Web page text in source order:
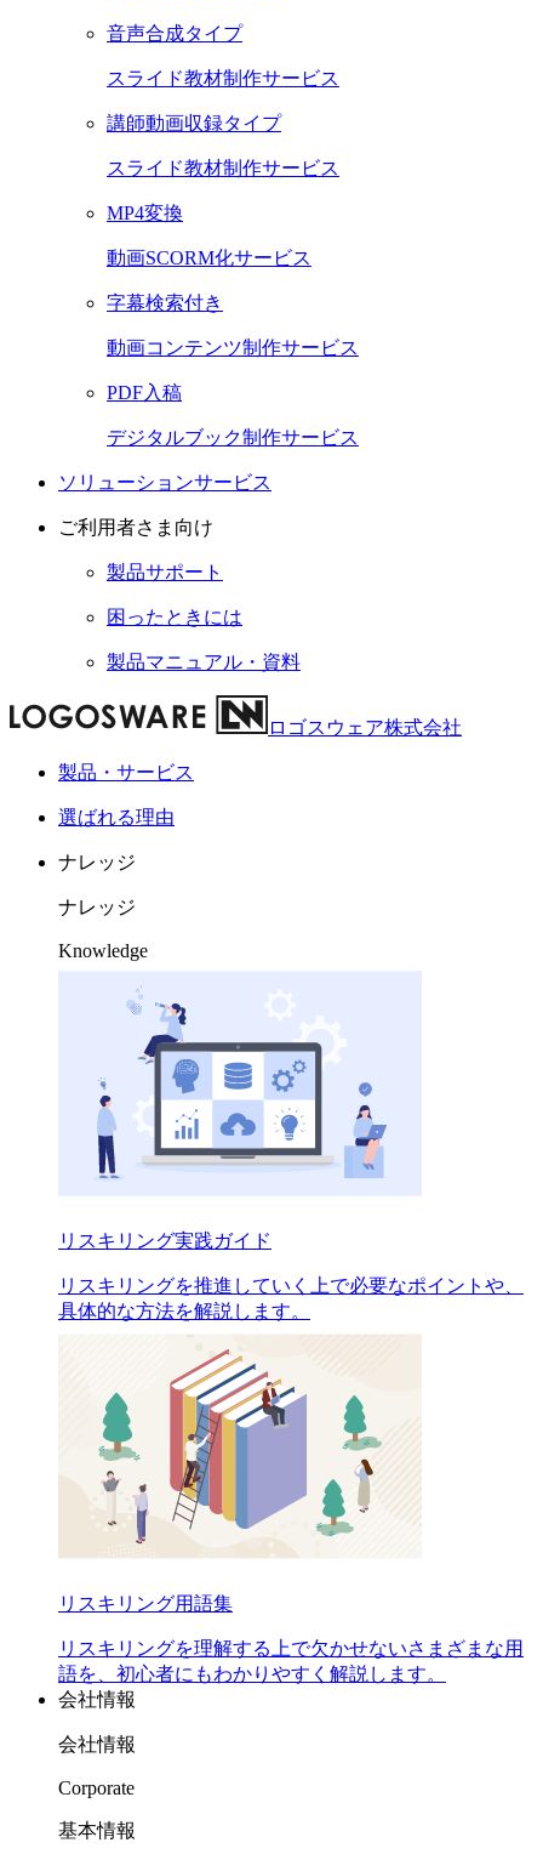
音声合成タイプ
スライド教材制作サービス
講師動画収録タイプ
スライド教材制作サービス
MP4変換
動画SCORM化サービス
字幕検索付き
動画コンテンツ制作サービス
PDF入稿
デジタルブック制作サービス
ソリューションサービス
ご利用者さま向け
製品サポート
困ったときには
製品マニュアル・資料
ロゴスウェア株式会社
製品・サービス
選ばれる理由
ナレッジ
ナレッジ
Knowledge
リスキリング実践ガイド
リスキリングを推進していく上で必要なポイントや、
具体的な方法を解説します。
リスキリング用語集
リスキリングを理解する上で欠かせないさまざまな用
語を、初心者にもわかりやすく解説します。
会社情報
会社情報
Corporate
基本情報